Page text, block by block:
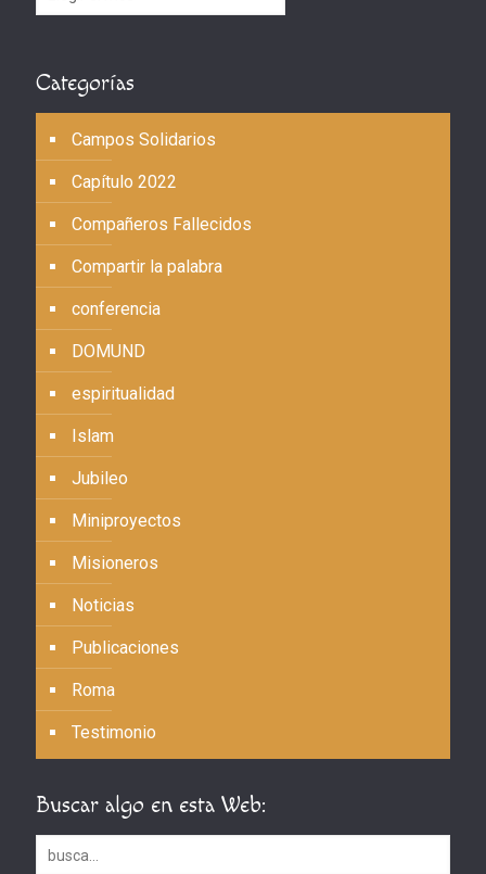
Categorías
Campos Solidarios
Capítulo 2022
Compañeros Fallecidos
Compartir la palabra
conferencia
DOMUND
espiritualidad
Islam
Jubileo
Miniproyectos
Misioneros
Noticias
Publicaciones
Roma
Testimonio
Buscar algo en esta Web: